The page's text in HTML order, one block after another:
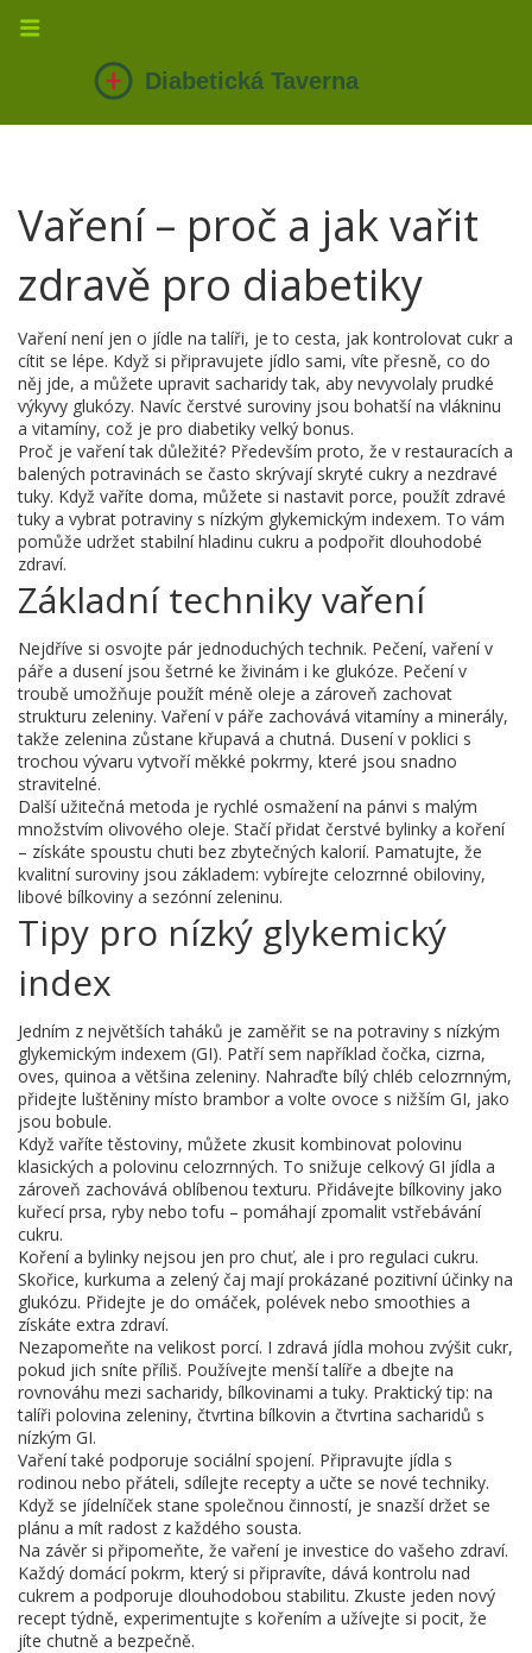
Vaření – proč a jak vařit
zdravě pro diabetiky
Vaření není jen o jídle na talíři, je to cesta, jak kontrolovat cukr a
cítit se lépe. Když si připravujete jídlo sami, víte přesně, co do
něj jde, a můžete upravit sacharidy tak, aby nevyvolaly prudké
výkyvy glukózy. Navíc čerstvé suroviny jsou bohatší na vlákninu
a vitamíny, což je pro diabetiky velký bonus.
Proč je vaření tak důležité? Především proto, že v restauracích a
balených potravinách se často skrývají skryté cukry a nezdravé
tuky. Když vaříte doma, můžete si nastavit porce, použít zdravé
tuky a vybrat potraviny s nízkým glykemickým indexem. To vám
pomůže udržet stabilní hladinu cukru a podpořit dlouhodobé
zdraví.
Základní techniky vaření
Nejdříve si osvojte pár jednoduchých technik. Pečení, vaření v
páře a dusení jsou šetrné ke živinám i ke glukóze. Pečení v
troubě umožňuje použít méně oleje a zároveň zachovat
strukturu zeleniny. Vaření v páře zachovává vitamíny a minerály,
takže zelenina zůstane křupavá a chutná. Dusení v poklici s
trochou vývaru vytvoří měkké pokrmy, které jsou snadno
stravitelné.
Další užitečná metoda je rychlé osmažení na pánvi s malým
množstvím olivového oleje. Stačí přidat čerstvé bylinky a koření
– získáte spoustu chuti bez zbytečných kalorií. Pamatujte, že
kvalitní suroviny jsou základem: vybírejte celozrnné obiloviny,
libové bílkoviny a sezónní zeleninu.
Tipy pro nízký glykemický
index
Jedním z největších taháků je zaměřit se na potraviny s nízkým
glykemickým indexem (GI). Patří sem například čočka, cizrna,
oves, quinoa a většina zeleniny. Nahraďte bílý chléb celozrnným,
přidejte luštěniny místo brambor a volte ovoce s nižším GI, jako
jsou bobule.
Když vaříte těstoviny, můžete zkusit kombinovat polovinu
klasických a polovinu celozrnných. To snižuje celkový GI jídla a
zároveň zachovává oblíbenou texturu. Přidávejte bílkoviny jako
kuřecí prsa, ryby nebo tofu – pomáhají zpomalit vstřebávání
cukru.
Koření a bylinky nejsou jen pro chuť, ale i pro regulaci cukru.
Skořice, kurkuma a zelený čaj mají prokázané pozitivní účinky na
glukózu. Přidejte je do omáček, polévek nebo smoothies a
získáte extra zdraví.
Nezapomeňte na velikost porcí. I zdravá jídla mohou zvýšit cukr,
pokud jich sníte příliš. Používejte menší talíře a dbejte na
rovnováhu mezi sacharidy, bílkovinami a tuky. Praktický tip: na
talíři polovina zeleniny, čtvrtina bílkovin a čtvrtina sacharidů s
nízkým GI.
Vaření také podporuje sociální spojení. Připravujte jídla s
rodinou nebo přáteli, sdílejte recepty a učte se nové techniky.
Když se jídelníček stane společnou činností, je snazší držet se
plánu a mít radost z každého sousta.
Na závěr si připomeňte, že vaření je investice do vašeho zdraví.
Každý domácí pokrm, který si připravíte, dává kontrolu nad
cukrem a podporuje dlouhodobou stabilitu. Zkuste jeden nový
recept týdně, experimentujte s kořením a užívejte si pocit, že
jíte chutně a bezpečně.